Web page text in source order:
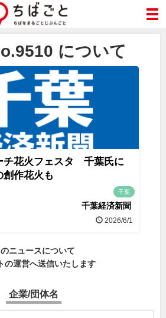
について
チ花火フェスタ 千葉氏に
創作花火も
千葉
千葉経済新聞
2026/6/1
ニュースについて
の運営へ送信いたします
企業/団体名